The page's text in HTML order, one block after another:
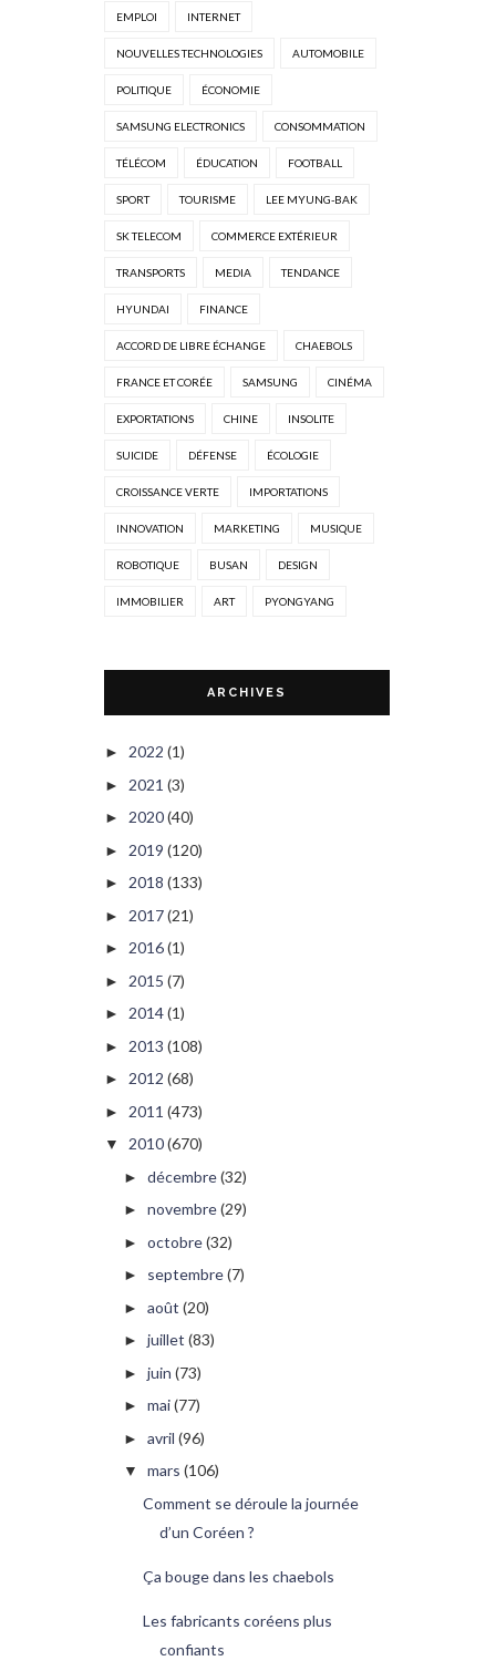
EMPLOI INTERNET
NOUVELLES TECHNOLOGIES AUTOMOBILE
POLITIQUE ÉCONOMIE
SAMSUNG ELECTRONICS CONSOMMATION
TÉLÉCOM ÉDUCATION FOOTBALL
SPORT TOURISME LEE MYUNG-BAK
SK TELECOM COMMERCE EXTÉRIEUR
TRANSPORTS MEDIA TENDANCE
HYUNDAI FINANCE
ACCORD DE LIBRE ÉCHANGE CHAEBOLS
FRANCE ET CORÉE SAMSUNG CINÉMA
EXPORTATIONS CHINE INSOLITE
SUICIDE DÉFENSE ÉCOLOGIE
CROISSANCE VERTE IMPORTATIONS
INNOVATION MARKETING MUSIQUE
ROBOTIQUE BUSAN DESIGN
IMMOBILIER ART PYONGYANG
ARCHIVES
► 2022 (1)
► 2021 (3)
► 2020(40)
► 2019 (120)
► 2018 (133)
► 2017(21)
► 2016(1)
► 2015 (7)
► 2014(1)
► 2013 (108)
► 2012 (68)
► 2011 (473)
▼ 2010(670)
► décembre(32)
► novembre(29)
► octobre(32)
► septembre(7)
► août (20)
► juillet (83)
► juin (73)
► mai(77)
► avril (96)
▼ mars (106)
Comment se déroule la journée
d’un Coréen ?
Ça bouge dans les chaebols
Les fabricants coréens plus
confiants